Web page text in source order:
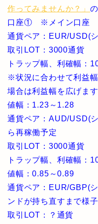
作ってみませんか？」
口座① ※メイン口座
通貨ペア：EUR/USD(
取引LOT：3000通貨
トラップ幅、利確幅：
※状況に合わせて利益
場合は利益幅を広げます
値幅：1.23～1.28
通貨ペア：AUD/USD(
ら再稼働予定
取引LOT：3000通貨
トラップ幅、利確幅：
値幅：0.85～0.89
通貨ペア：EUR/
ンドが持ち直すまで様
取引LOT：？通貨